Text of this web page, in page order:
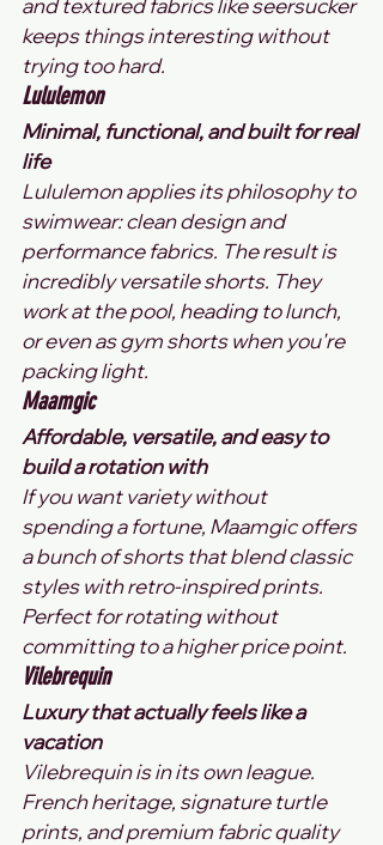
keeps things interesting without
trying too hard.
Lululemon
Minimal, functional, and built for real
life
Lululemon applies its philosophy to
swimwear: clean design and
performance fabrics. The result is
incredibly versatile shorts. They
work at the pool, heading to lunch,
or even as gym shorts when you're
packing light.
Maamgic
Affordable, versatile, and easy to
build a rotation with
If you want variety without
spending a fortune, Maamgic offers
a bunch of shorts that blend classic
styles with retro-inspired prints.
Perfect for rotating without
committing to a higher price point.
Vilebrequin
Luxury that actually feels like a
vacation
Vilebrequin is in its own league.
French heritage, signature turtle
prints, and premium fabric quality